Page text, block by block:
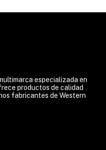
especializada en
productos de calidad
fabricantes de Western